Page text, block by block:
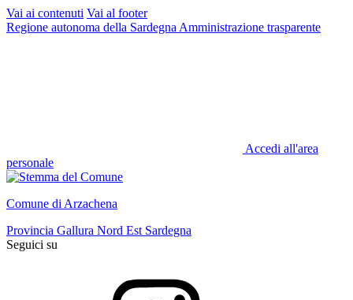
Vai ai contenuti Vai al footer
Regione autonoma della Sardegna Amministrazione trasparente
Accedi all'area
personale
Comune di Arzachena
Provincia Gallura Nord Est Sardegna
Seguici su